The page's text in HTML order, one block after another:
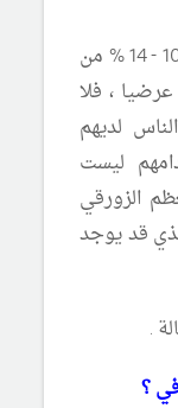
يوجد العظم الزورقي الإضافي عند 10 - 14 % من
، فلا
لديهم
ليست
الزورقي
قد يوجد
.
؟